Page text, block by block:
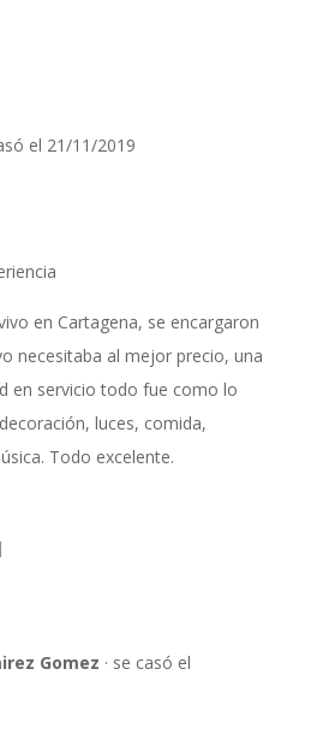
el 21/11/2019
en Cartagena, se encargaron
necesitaba al mejor precio, una
en servicio todo fue como lo
luces, comida,
Todo excelente.
Gomez · se casó el